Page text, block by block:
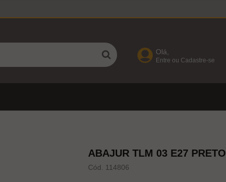
Olá,
Entre ou Cadastre-se
ABAJUR TLM 03 E27 PRETO
Cód. 114806